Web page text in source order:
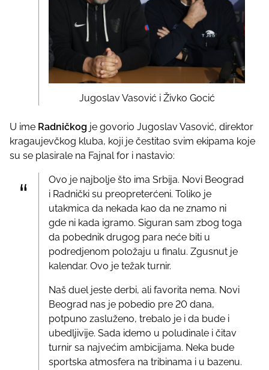
Jugoslav Vasović i Živko Gocić
U ime Radničkog je govorio Jugoslav Vasović, direktor
kragaujevčkog kluba, koji je čestitao svim ekipama koje
su se plasirale na Fajnal for i nastavio:
Ovo je najbolje što ima Srbija. Novi Beograd
i Radnički su preopreterćeni. Toliko je
utakmica da nekada kao da ne znamo ni
gde ni kada igramo. Siguran sam zbog toga
da pobednik drugog para neće biti u
podredjenom položaju u finalu. Zgusnut je
kalendar. Ovo je težak turnir.
Naš duel jeste derbi, ali favorita nema. Novi
Beograd nas je pobedio pre 20 dana,
potpuno zasluženo, trebalo je i da bude i
ubedljivije. Sada idemo u poludinale i čitav
turnir sa najvećim ambicijama. Neka bude
sportska atmosfera na tribinama i u bazenu.